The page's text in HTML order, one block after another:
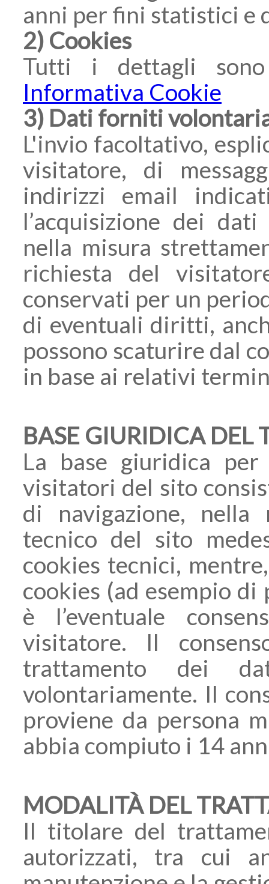
anni per fini statistici e
2) Cookies
Tutti i dettagli
Informativa Cookie
3) Dati forniti
L'invio facoltativo,
visitatore, di
indirizzi email
l’acquisizione dei
nella misura
richiesta del
conservati per un
di eventuali diritti,
possono scaturire dal
in base ai relativi
BASE GIURIDICA DEL
La base giuridica
visitatori del sito
di navigazione, nella
tecnico del sito
cookies tecnici,
cookies (ad esempio
è l’eventuale
visitatore. Il
trattamento dei
volontariamente. Il
proviene da persona
abbia compiuto i 14
MODALITÀ DEL
Il titolare del
autorizzati, tra cui